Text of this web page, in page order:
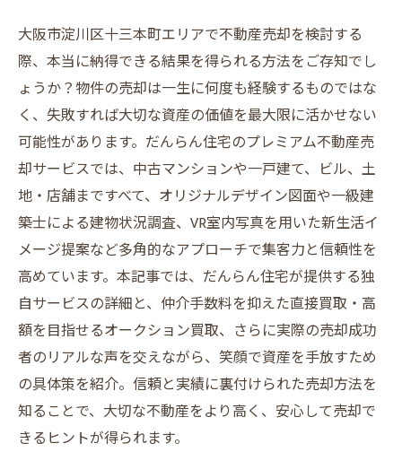
大阪市淀川区十三本町エリアで不動産売却を検討する
際、本当に納得できる結果を得られる方法をご存知でし
ょうか？物件の売却は一生に何度も経験するものではな
く、失敗すれば大切な資産の価値を最大限に活かせない
可能性があります。だんらん住宅のプレミアム不動産売
却サービスでは、中古マンションや一戸建て、ビル、土
地・店舗まですべて、オリジナルデザイン図面や一級建
築士による建物状況調査、VR室内写真を用いた新生活イ
メージ提案など多角的なアプローチで集客力と信頼性を
高めています。本記事では、だんらん住宅が提供する独
自サービスの詳細と、仲介手数料を抑えた直接買取・高
額を目指せるオークション買取、さらに実際の売却成功
者のリアルな声を交えながら、笑顔で資産を手放すため
の具体策を紹介。信頼と実績に裏付けられた売却方法を
知ることで、大切な不動産をより高く、安心して売却で
きるヒントが得られます。